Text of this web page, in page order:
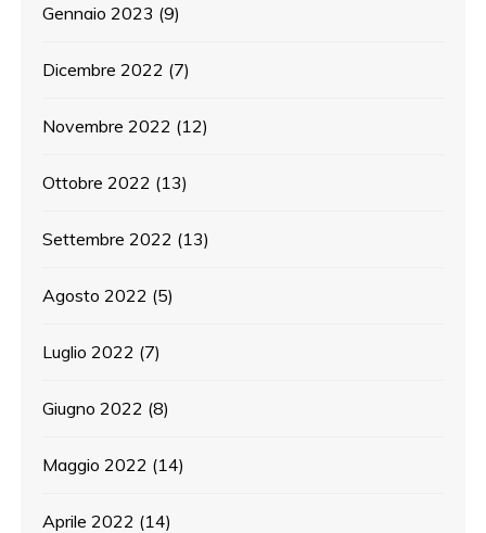
Gennaio 2023 (9)
Dicembre 2022 (7)
Novembre 2022 (12)
Ottobre 2022 (13)
Settembre 2022 (13)
Agosto 2022 (5)
Luglio 2022 (7)
Giugno 2022 (8)
Maggio 2022 (14)
Aprile 2022 (14)